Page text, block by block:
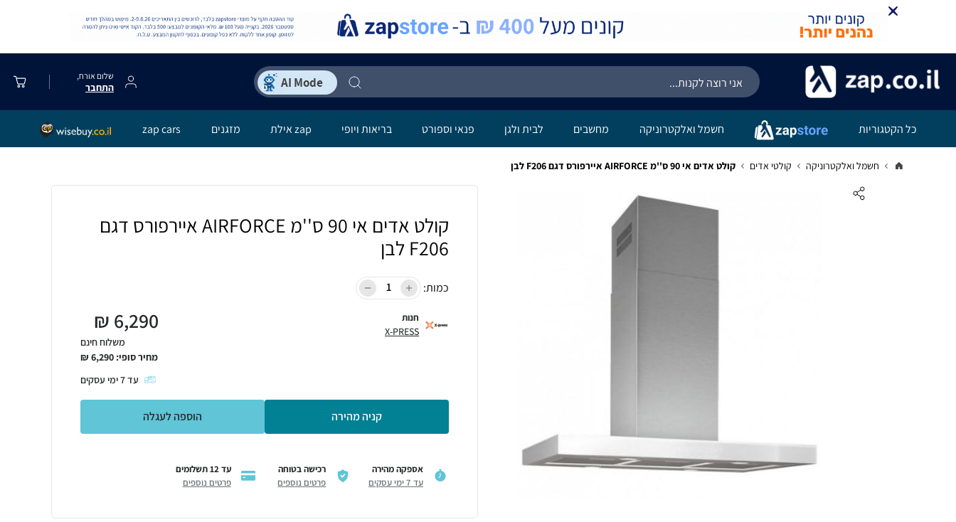
שלום אורח,
התחבר
כל הקטגוריות חשמל ואלקטרוניקה מחשבים לבית ולגן פנאי וספורט בריאות ויופי zap אילת מזגנים zap cars
חשמל ואלקטרוניקה קולטי אדים קולט אדים אי 90 ס''מ AIRFORCE איירפורס דגם F206 לבן
קולט אדים אי 90 ס''מ AIRFORCE איירפורס דגם
F206 לבן
כמות:
חנות
X-PRESS
6,290
₪
משלוח חינם
מחיר סופי: 6,290
₪
עד7ימי עסקים
קניה מהירה הוספה לעגלה
אספקה מהירה
עד 7 ימי עסקים
רכישה בטוחה
פרטים נוספים
עד 12 תשלומים
פרטים נוספים